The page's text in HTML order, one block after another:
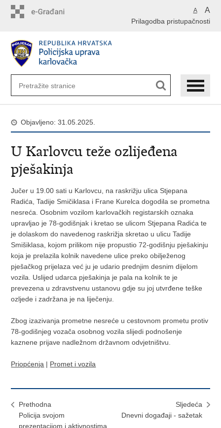
A A
Prilagodba pristupačnosti
Objavljeno: 31.05.2025.
U Karlovcu teže ozlijeđena
pješakinja
Jučer u 19.00 sati u Karlovcu, na raskrižju ulica Stjepana
Radića, Tadije Smičiklasa i Frane Kurelca dogodila se prometna
nesreća. Osobnim vozilom karlovačkih registarskih oznaka
upravljao je 78-godišnjak i kretao se ulicom Stjepana Radića te
je dolaskom do navedenog raskrižja skretao u ulicu Tadije
Smišiklasa, kojom prilikom nije propustio 72-godišnju pješakinju
koja je prelazila kolnik navedene ulice preko obilježenog
pješačkog prijelaza već ju je udario prednjim desnim dijelom
vozila. Uslijed udarca pješakinja je pala na kolnik te je
prevezena u zdravstvenu ustanovu gdje su joj utvrđene teške
ozljede i zadržana je na liječenju.
Zbog izazivanja prometne nesreće u cestovnom prometu protiv
78-godišnjeg vozača osobnog vozila slijedi podnošenje
kaznene prijave nadležnom državnom odvjetništvu.
Priopćenja | Promet i vozila
Prethodna
Policija svojom
prezentacijom i aktivnostima
Sljedeća
Dnevni događaji - sažetak